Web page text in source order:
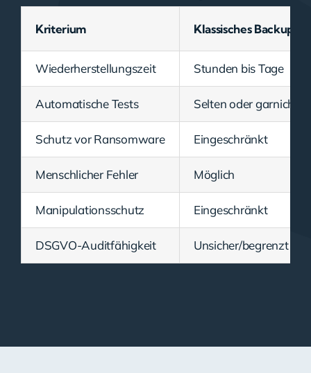
Kriterium Klassisches Backup
Wiederherstellungszeit Stunden bis Tage
Automatische Tests Selten oder garnicht
Schutz vor Ransomware Eingeschränkt
Menschlicher Fehler Möglich
Manipulationsschutz Eingeschränkt
DSGVO-Auditfähigkeit Unsicher/begrenzt